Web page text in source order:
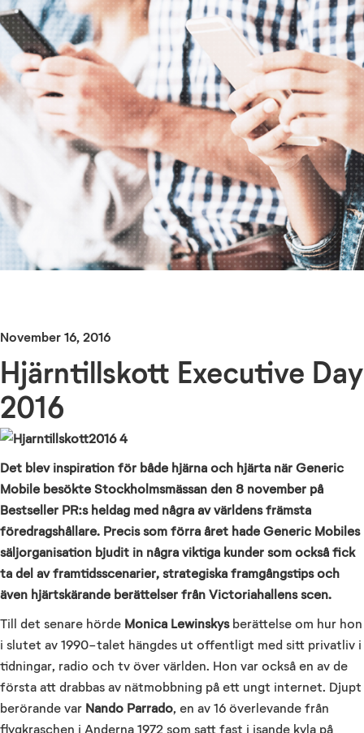
November 16, 2016
Hjärntillskott Executive Day
2016
Det blev inspiration för både hjärna och hjärta när Generic
Mobile besökte Stockholmsmässan den 8 november på
Bestseller PR:s heldag med några av världens främsta
föredragshållare. Precis som förra året hade Generic Mobiles
säljorganisation bjudit in några viktiga kunder som också fick
ta del av framtidsscenarier, strategiska framgångstips och
även hjärtskärande berättelser från Victoriahallens scen.
Till det senare hörde Monica Lewinskysberättelse om hur hon
i slutet av 1990-talet hängdes ut offentligt med sitt privatliv i
tidningar, radio och tv över världen. Hon var också en av de
första att drabbas av nätmobbning på ett ungt internet. Djupt
berörande var Nando Parrado , en av 16 överlevande från
flygkraschen i Anderna 1972 som satt fast i isande kyla på